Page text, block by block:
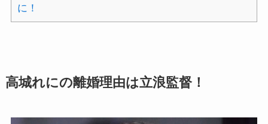
に！
高城れにの離婚理由は立浪監督！